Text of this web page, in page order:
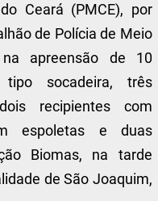
Ceará (PMCE), por
de Polícia de Meio
apreensão de 10
tipo socadeira, três
recipientes com
espoletas e duas
Biomas, na tarde
de São Joaquim,